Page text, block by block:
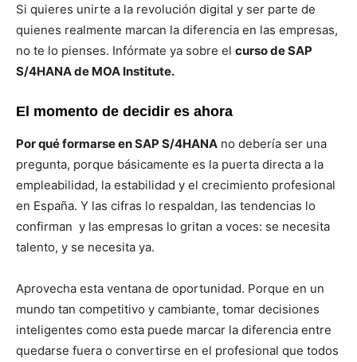
Si quieres unirte a la revolución digital y ser parte de
quienes realmente marcan la diferencia en las empresas,
no te lo pienses. Infórmate ya sobre el curso de SAP
S/4HANA de MOA Institute.
El momento de decidir es ahora
Por qué formarse en SAP S/4HANA no debería ser una
pregunta, porque básicamente es la puerta directa a la
empleabilidad, la estabilidad y el crecimiento profesional
en España. Y las cifras lo respaldan, las tendencias lo
confirman y las empresas lo gritan a voces: se necesita
talento, y se necesita ya.
Aprovecha esta ventana de oportunidad. Porque en un
mundo tan competitivo y cambiante, tomar decisiones
inteligentes como esta puede marcar la diferencia entre
quedarse fuera o convertirse en el profesional que todos